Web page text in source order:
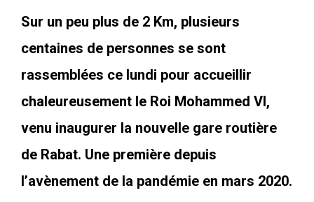
Sur un peu plus de 2 Km, plusieurs
centaines de personnes se sont
rassemblées ce lundi pour accueillir
chaleureusement le Roi Mohammed VI,
venu inaugurer la nouvelle gare routière
de Rabat. Une première depuis
l’avènement de la pandémie en mars 2020.